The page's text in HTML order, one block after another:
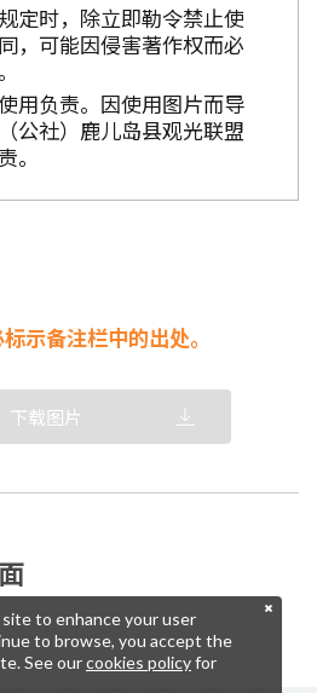
定时，除立即勒令禁止使
，可能因侵害著作权而必
用负责。因使用图片而导
公社）鹿儿岛县观光联盟
。
示备注栏中的出处。
下载图片
to enhance your user
to browse, you accept the
See ourcookies policyfor